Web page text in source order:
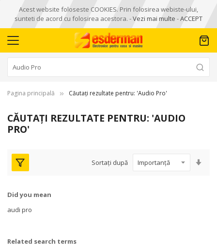
Acest website foloseste COOKIES. Prin folosirea webiste-ului,
sunteti de acord cu folosirea acestora. -Vezi mai multe -ACCEPT
Pagina principală Căutați rezultate pentru: 'Audio Pro'
CĂUTAȚI REZULTATE PENTRU: 'AUDIO
PRO'
Sortați după
Did you mean
audi pro
Related search terms